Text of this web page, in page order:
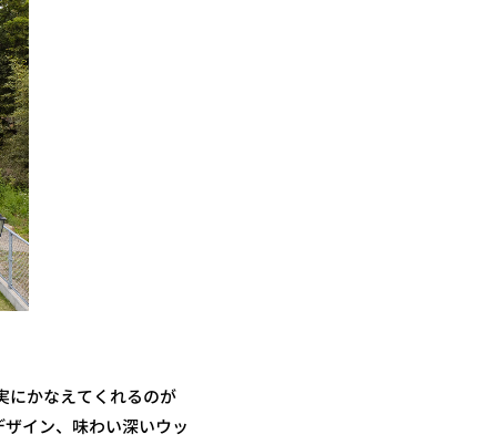
にかなえてくれるのが
イン、味わい深いウッ